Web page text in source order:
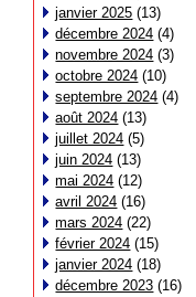
janvier 2025 (13)
décembre 2024 (4)
novembre 2024 (3)
octobre 2024 (10)
septembre 2024 (4)
août 2024 (13)
juillet 2024 (5)
juin 2024 (13)
mai 2024 (12)
avril 2024 (16)
mars 2024 (22)
février 2024 (15)
janvier 2024 (18)
décembre 2023 (16)